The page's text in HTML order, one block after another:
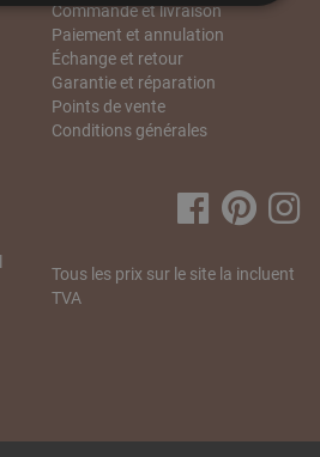
Commande et livraison
Paiement et annulation
Échange et retour
Garantie et réparation
Points de vente
Conditions générales
Tous les prix sur le site la incluent
TVA